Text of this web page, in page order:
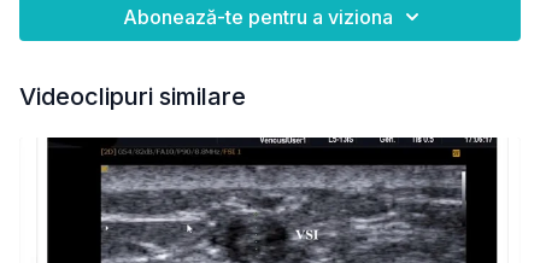
Abonează-te pentru a viziona
Videoclipuri similare